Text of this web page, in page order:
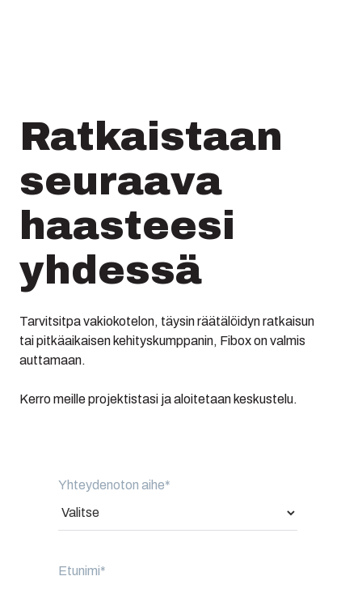
Ratkaistaan
seuraava
haasteesi
yhdessä
Tarvitsitpa vakiokotelon, täysin räätälöidyn ratkaisun
tai pitkäaikaisen kehityskumppanin, Fibox on valmis
auttamaan.
Kerro meille projektistasi ja aloitetaan keskustelu.
Yhteydenoton aihe*
Etunimi*